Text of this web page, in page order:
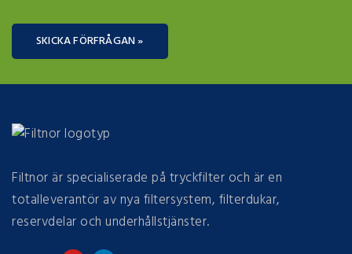
SKICKA FÖRFRÅGAN »
Filtnor är specialiserade på tryckfilter och är en
totalleverantör av nya filtersystem, filterdukar,
reservdelar och underhållstjänster.